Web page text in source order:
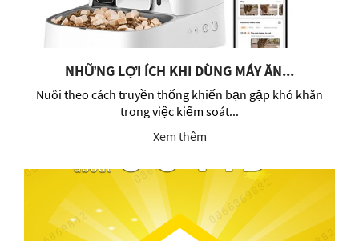
NHỮNG LỢI ÍCH KHI DÙNG MÁY ĂN...
Nuôi theo cách truyền thống khiến bạn gặp khó khăn
trong việc kiểm soát...
Xem thêm